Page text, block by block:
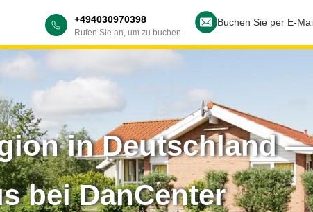
+494030970398
Rufen Sie an, um zu buchen
Buchen Sie per E-
in Deutschland
bei DanCenter